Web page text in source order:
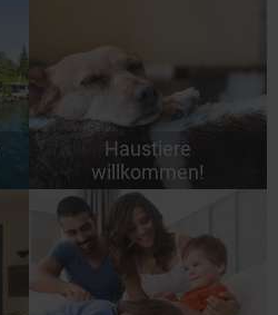
Haustiere
willkommen!